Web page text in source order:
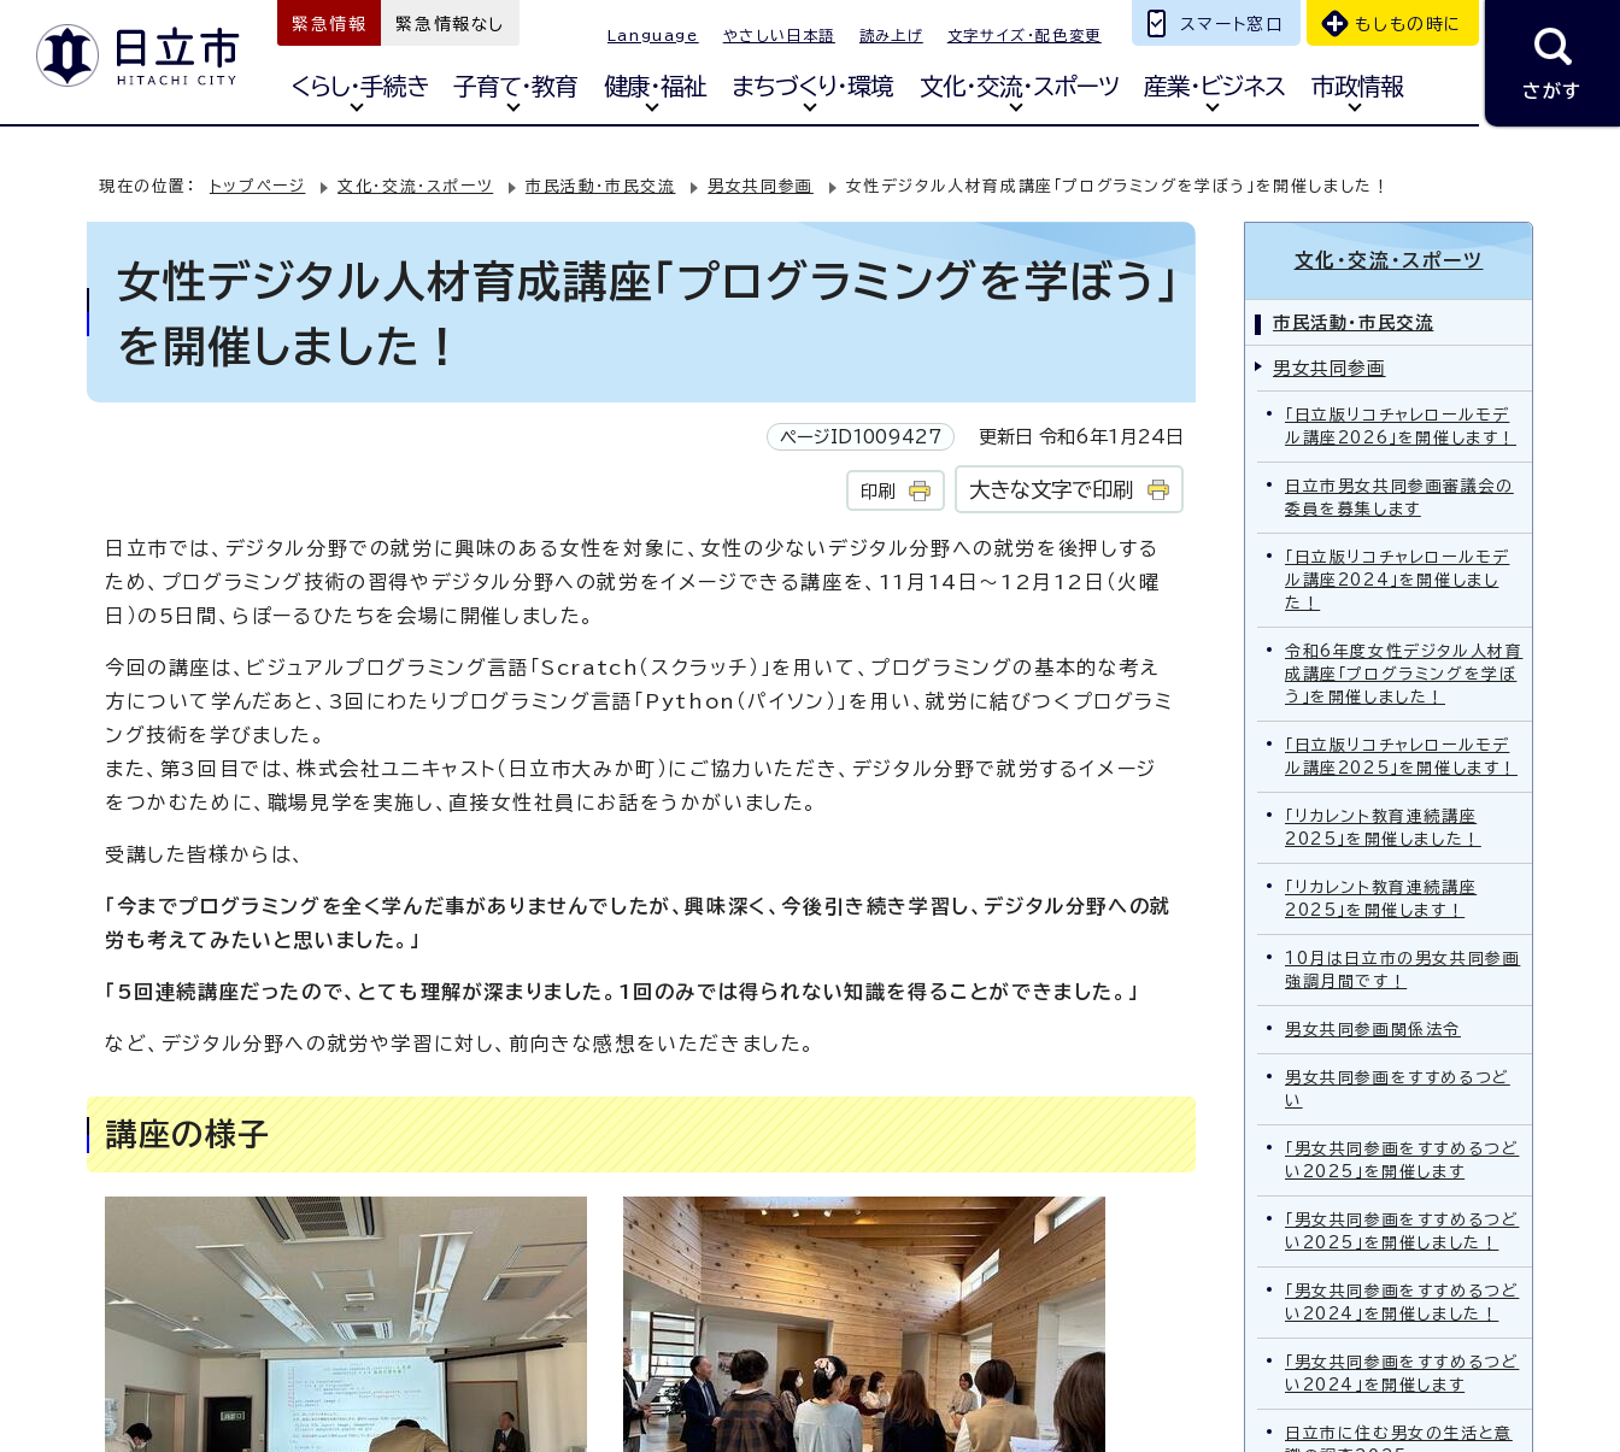
緊急情報 緊急情報なし
Language やさしい日本語 読み上げ 文字サイズ・配色変更
スマート窓口 もしもの時に
くらし・手続き 子育て・教育 健康・福祉 まちづくり・環境 文化・交流・スポーツ 産業・ビジネス 市政情報 さがす
現在の位置： トップページ 文化・交流・スポーツ 市民活動・市民交流 男女共同参画 女性デジタル人材育成講座「プログラミングを学ぼう」を開催しました！
女性デジタル人材育成講座「プログラミングを学ぼう」
を開催しました！
ページID1009427 更新日 令和6年1月24日
印刷 大きな文字で印刷
日立市では、デジタル分野での就労に興味のある女性を対象に、女性の少ないデジタル分野への就労を後押しする
ため、プログラミング技術の習得やデジタル分野への就労をイメージできる講座を、11月14日～12月12日（火曜
日）の5日間、らぽーるひたちを会場に開催しました。
今回の講座は、ビジュアルプログラミング言語「Scratch（スクラッチ）」を用いて、プログラミングの基本的な考え
方について学んだあと、3回にわたりプログラミング言語「Python（パイソン）」を用い、就労に結びつくプログラミ
ング技術を学びました。
また、第3回目では、株式会社ユニキャスト（日立市大みか町）にご協力いただき、デジタル分野で就労するイメージ
をつかむために、職場見学を実施し、直接女性社員にお話をうかがいました。
受講した皆様からは、
「今までプログラミングを全く学んだ事がありませんでしたが、興味深く、今後引き続き学習し、デジタル分野への就
労も考えてみたいと思いました。」
「5回連続講座だったので、とても理解が深まりました。1回のみでは得られない知識を得ることができました。」
など、デジタル分野への就労や学習に対し、前向きな感想をいただきました。
講座の様子
文化・交流・スポーツ
市民活動・市民交流
男女共同参画
「日立版リコチャレロールモデ
ル講座2026」を開催します！
日立市男女共同参画審議会の
委員を募集します
「日立版リコチャレロールモデ
ル講座2024」を開催しまし
た！
令和6年度女性デジタル人材育
成講座「プログラミングを学ぼ
う」を開催しました！
「日立版リコチャレロールモデ
ル講座2025」を開催します！
「リカレント教育連続講座
2025」を開催しました！
「リカレント教育連続講座
2025」を開催します！
10月は日立市の男女共同参画
強調月間です！
男女共同参画関係法令
男女共同参画をすすめるつど
い
「男女共同参画をすすめるつど
い2025」を開催します
「男女共同参画をすすめるつど
い2025」を開催しました！
「男女共同参画をすすめるつど
い2024」を開催しました！
「男女共同参画をすすめるつど
い2024」を開催します
日立市に住む男女の生活と意